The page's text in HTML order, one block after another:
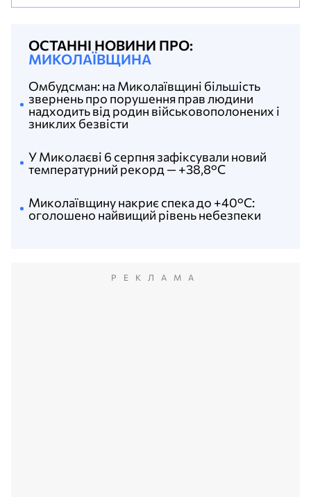
ОСТАННІ НОВИНИ ПРО:
МИКОЛАЇВЩИНА
Миколаївщину накриє спека до +40°C:
оголошено найвищий рівень небезпеки
У Миколаєві 6 серпня зафіксували новий
температурний рекорд — +38,8°С
Омбудсман: на Миколаївщині більшість
звернень про порушення прав людини
надходить від родин військовополонених і
зниклих безвісти
РЕКЛАМА